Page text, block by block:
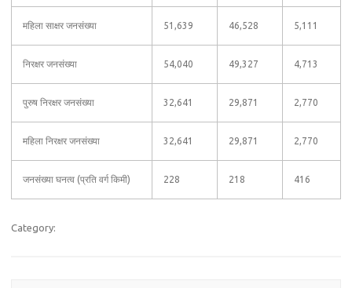
महिला साक्षर जनसंख्या 51,639 46,528 5,111
निरक्षर जनसंख्या 54,040 49,327 4,713
पुरुष निरक्षर जनसंख्या 32,641 29,871 2,770
महिला निरक्षर जनसंख्या 32,641 29,871 2,770
जनसंख्या घनत्व (प्रति वर्ग किमी) 228 218 416
Category: